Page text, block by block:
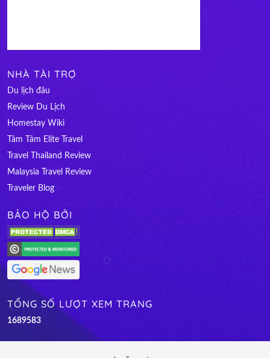
NHÀ TÀI TRỢ
Du lịch đâu
Review Du Lịch
Homestay Wiki
Tâm Tâm Elite Travel
Travel Thailand Review
Malaysia Travel Review
Traveler Blog
BẢO HỘ BỞI
TỔNG SỐ LƯỢT XEM TRANG
1689583